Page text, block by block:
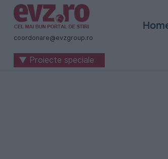
Știri
naționale
internaționale
coordonare@evzgroup.ro
▼ Proiecte speciale